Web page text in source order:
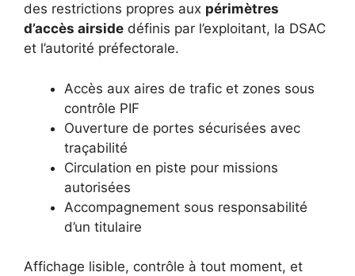
des restrictions propres aux périmètres
d’accès airside définis par l’exploitant, la DSAC
et l’autorité préfectorale.
Accès aux aires de trafic et zones sous
contrôle PIF
Ouverture de portes sécurisées avec
traçabilité
Circulation en piste pour missions
autorisées
Accompagnement sous responsabilité
d’un titulaire
Affichage lisible, contrôle à tout moment, et